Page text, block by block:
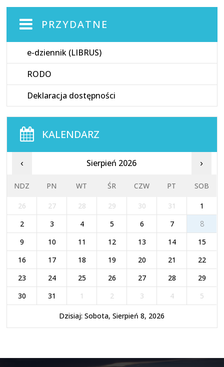
PRZYDATNE
e-dziennik (LIBRUS)
RODO
Deklaracja dostępności
KALENDARZ
‹ Sierpień 2026 ›
NDZ PN WT ŚR CZW PT SOB
26 27 28 29 30 31
1
2
3 4 5 6 7
8
9
10 11 12 13 14
15
16
17 18 19 20 21
22
23
24 25 26 27 28
29
30
31 1 2 3 4 5
Dzisiaj: Sobota, Sierpień 8, 2026